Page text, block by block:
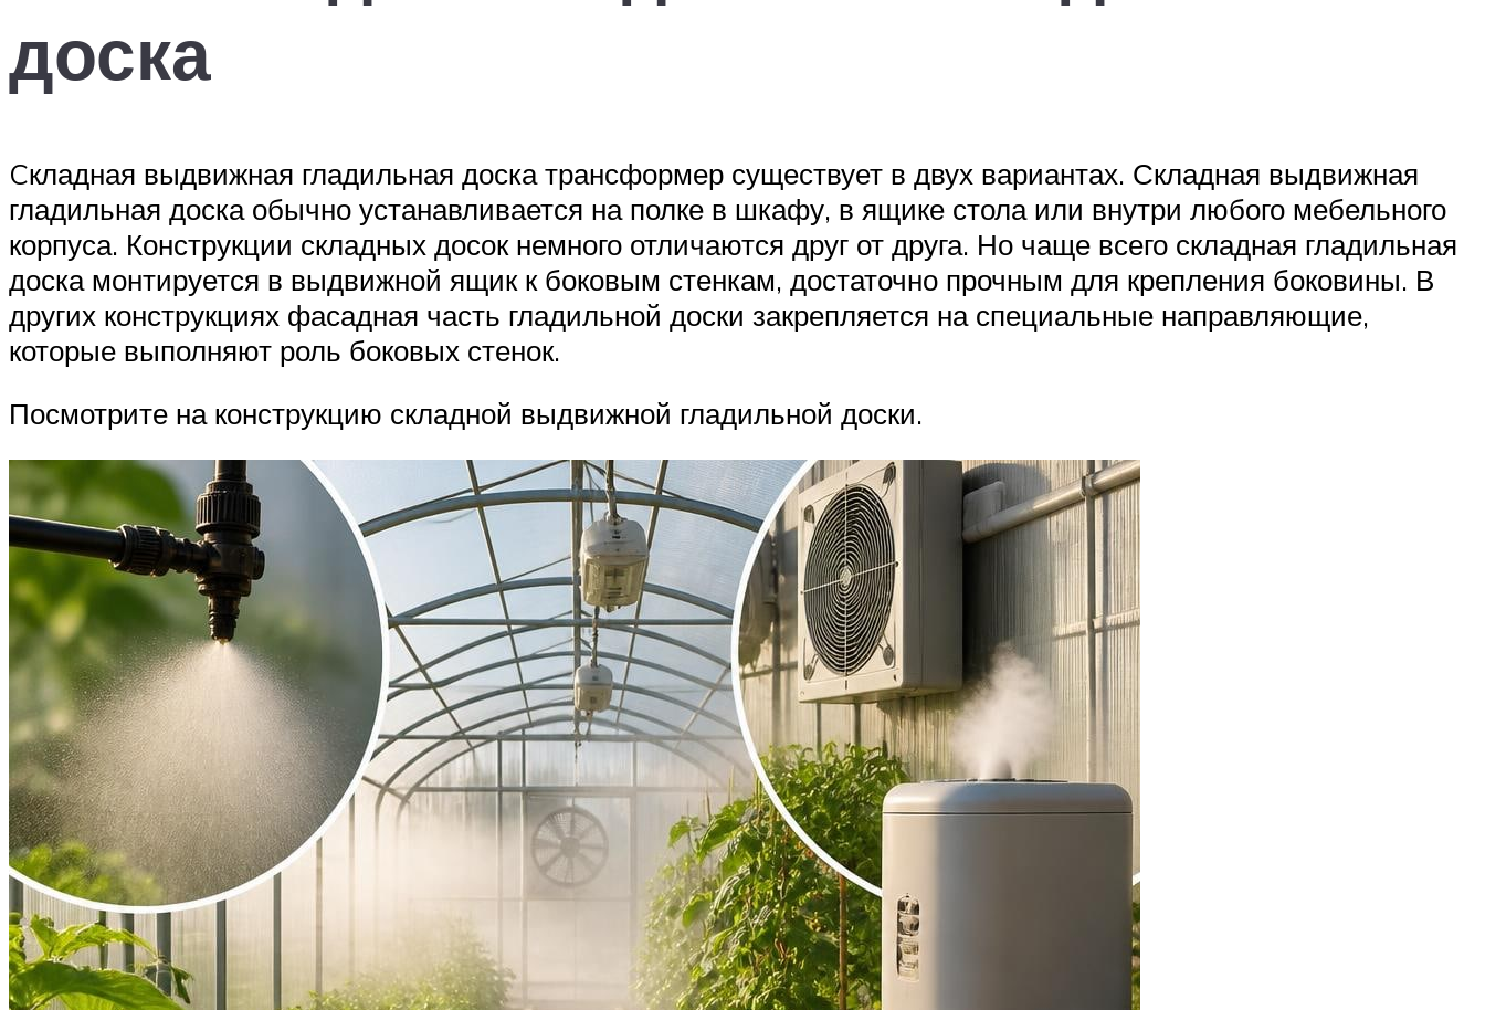
доска
Cкладная выдвижная гладильная доска трансформер существует в двух вариантах. Складная выдвижная
гладильная доска обычно устанавливается на полке в шкафу, в ящике стола или внутри любого мебельного
корпуса. Конструкции складных досок немного отличаются друг от друга. Но чаще всего складная гладильная
доска монтируется в выдвижной ящик к боковым стенкам, достаточно прочным для крепления боковины. В
других конструкциях фасадная часть гладильной доски закрепляется на специальные направляющие,
которые выполняют роль боковых стенок.
Посмотрите на конструкцию складной выдвижной гладильной доски.